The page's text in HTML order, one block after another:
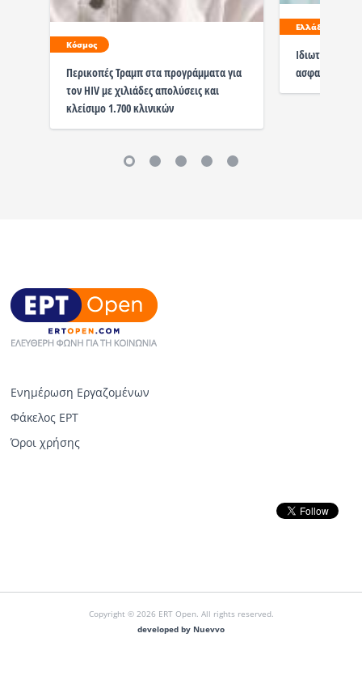
Κόσμος
Περικοπές Τραμπ στα προγράμματα για
τον HIV με χιλιάδες απολύσεις και
κλείσιμο 1.700 κλινικών
Ελλάδα
Ιδιωτική
Ενημέρωση Εργαζομένων
Φάκελος ΕΡΤ
Όροι χρήσης
Copyright © 2026 ERT Open. All rights reserved.
developed by Nuevvo